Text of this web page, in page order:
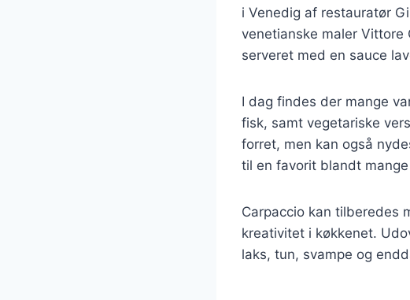
i Venedig af restauratør
venetianske maler
serveret med en sauce
I dag findes der mange
fisk, samt vegetariske
forret, men kan også
til en favorit blandt
Carpaccio kan tilberedes
kreativitet i køkkenet.
laks, tun, svampe og